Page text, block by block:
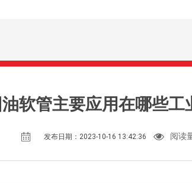
油软管主要应用在哪些工
发布日期：2023-10-16 13:42:36 阅读